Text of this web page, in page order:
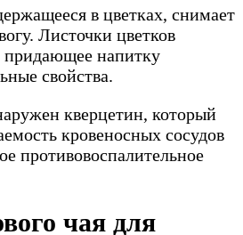
в цветках, снимает
Листочки цветков
придающее напитку
свойства.
кверцетин, который
кровеносных сосудов
противовоспалительное
чая для